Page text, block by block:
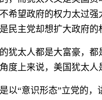
希望政府的权力太过
主党却想扩大政府的
犹太人都是大富豪，
上来说，美国犹太人
以“意识形态”立党的，